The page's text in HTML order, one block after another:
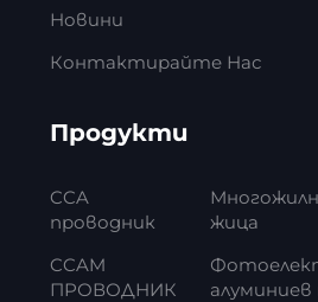
Новини
Контактирайте Нас
Продукти
CCA
проводник
CCAM
ПРОВОДНИК
жица